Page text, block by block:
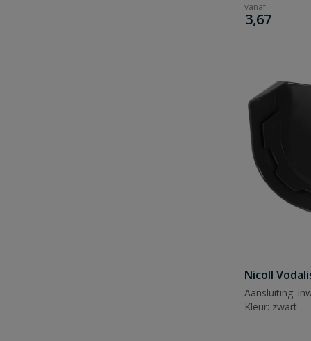
vanaf
€
3,67
Nicoll
Aansluiting:
Kleur: zwart